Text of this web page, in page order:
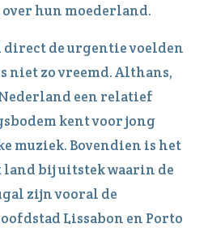
hun moederland.
direct de urgentie voelden
niet zo vreemd. Althans,
een relatief
kent voor jong
muziek. Bovendien is het
bij uitstek waarin de
zijn vooral de
Lissabon en Porto